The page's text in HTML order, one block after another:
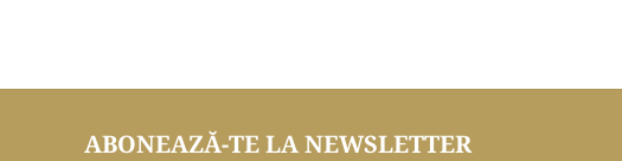
ABONEAZĂ-TE LA NEWSLETTER